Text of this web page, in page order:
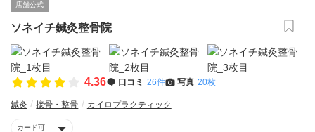
店舗公式
ソネイチ鍼灸整骨院
4.36 口コミ 26件 写真 20枚
鍼灸 接骨・整骨 カイロプラクティック
カード可